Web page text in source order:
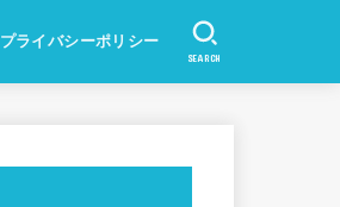
プライバシーポリシー
SEARCH